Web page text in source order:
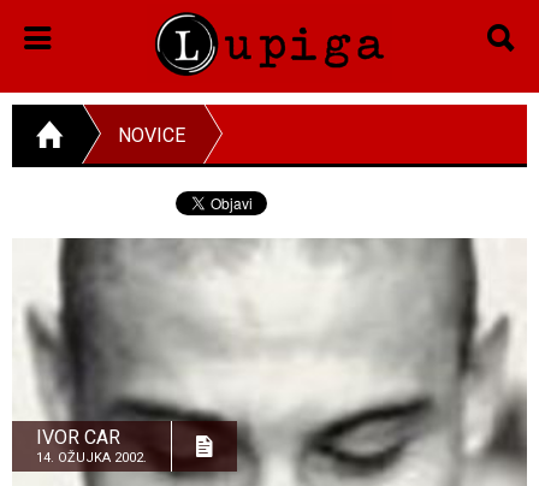
NOVICE
IVOR CAR
14. OŽUJKA 2002.